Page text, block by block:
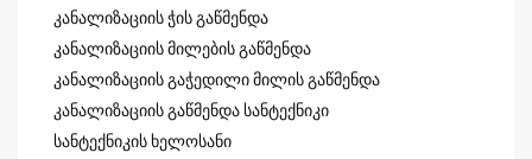
კანალიზაციის ჭის გაწმენდა
კანალიზაციის მილების გაწმენდა
კანალიზაციის გაჭედილი მილის გაწმენდა
კანალიზაციის გაწმენდა სანტექნიკი
სანტექნიკის ხელოსანი